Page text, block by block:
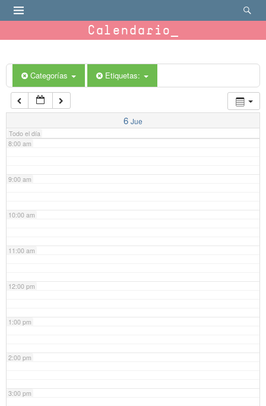
Calendario
Categorías Etiquetas:
6 Jue
Todo el día
6:00 am
7:00 am
8:00 am
9:00 am
10:00 am
11:00 am
12:00 pm
1:00 pm
2:00 pm
3:00 pm